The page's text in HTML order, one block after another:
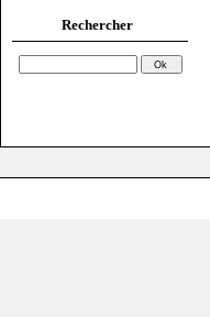
Rechercher